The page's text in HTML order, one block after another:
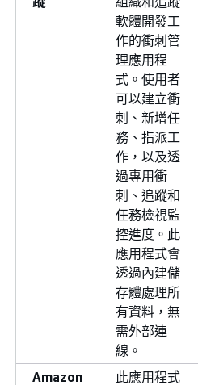
軟體開發工
作的衝刺管
理應用程
式。使用者
可以建立衝
刺、新增任
務、指派工
作，以及透
過專用衝
刺、追蹤和
任務檢視監
控進度。此
應用程式會
透過內建儲
存體處理所
有資料，無
需外部連
線。
Amazon 此應用程式